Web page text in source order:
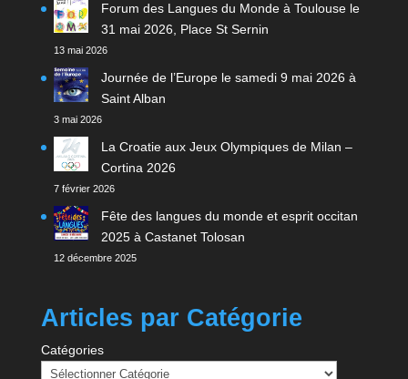
Forum des Langues du Monde à Toulouse le
31 mai 2026, Place St Sernin
13 mai 2026
Journée de l’Europe le samedi 9 mai 2026 à
Saint Alban
3 mai 2026
La Croatie aux Jeux Olympiques de Milan –
Cortina 2026
7 février 2026
Fête des langues du monde et esprit occitan
2025 à Castanet Tolosan
12 décembre 2025
Articles par Catégorie
Catégories